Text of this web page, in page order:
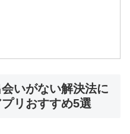
いがない解決法に
リおすすめ5選